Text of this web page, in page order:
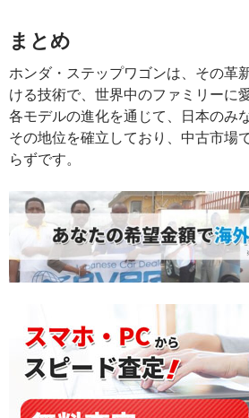
まとめ
ホンダ・ステップワゴンは、その革
ける技術で、世界中のファミリーに
各モデルの進化を通じて、日本のみ
その地位を確立しており、中古市場
らずです。